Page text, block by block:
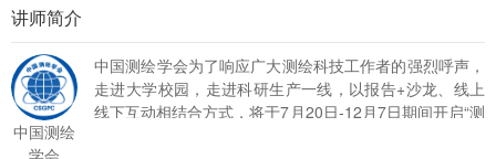
讲师简介
中国测绘
学会
中国测绘学会为了响应广大测绘科技工作者的强烈呼声，
走进大学校园，走进科研生产一线，以报告+沙龙、线上
线下互动相结合方式，将于7月20日-12月7日期间开启“测